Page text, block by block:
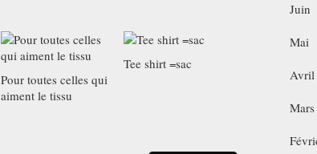
Pour toutes celles qui
aiment le tissu
Tee shirt =sac
Juin
Mai
Avril
Mars